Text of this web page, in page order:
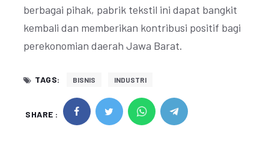
berbagai pihak, pabrik tekstil ini dapat bangkit
kembali dan memberikan kontribusi positif bagi
perekonomian daerah Jawa Barat.
TAGS: BISNIS INDUSTRI
SHARE :